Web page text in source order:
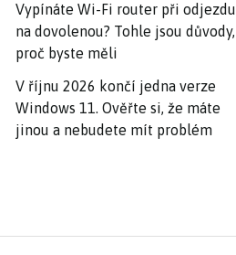
Vypínáte Wi-Fi router při odjezdu
na dovolenou? Tohle jsou důvody,
proč byste měli
V říjnu 2026 končí jedna verze
Windows 11. Ověřte si, že máte
jinou a nebudete mít problém